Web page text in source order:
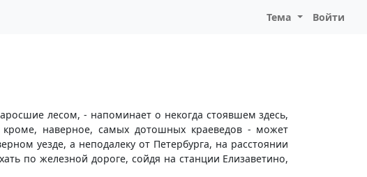
Тема Войти
лесом, - напоминает о некогда стоявшем здесь,
наверное, самых дотошных краеведов - может
уезде, а неподалеку от Петербурга, на расстоянии
по железной дороге, сойдя на станции Елизаветино,